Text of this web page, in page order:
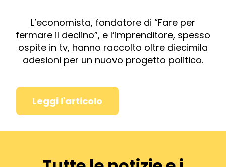
L’economista, fondatore di “Fare per
fermare il declino”, e l’imprenditore, spesso
ospite in tv, hanno raccolto oltre diecimila
adesioni per un nuovo progetto politico.
Leggi l'articolo